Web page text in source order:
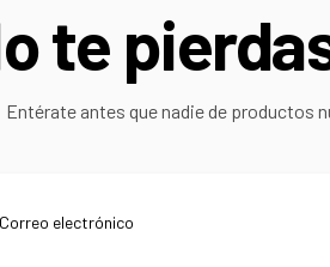
te
Entérate antes que nadie de productos